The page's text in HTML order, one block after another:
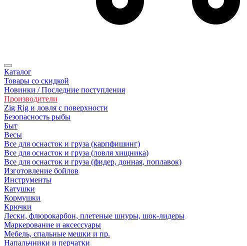
Каталог
Товары со скидкой
Новинки / Последние поступления
Производители
Zig Rig и ловля с поверхности
Безoпасность рыбы
Быт
Весы
Все для оснасток и груза (карпфишинг)
Все для оснасток и груза (ловля хищника)
Все для оснасток и груза (фидер, донная, поплавок)
Изготовление бойлов
Инструменты
Катушки
Кормушки
Крючки
Лески, флюрокарбон, плетеные шнуры, шок-лидеры
Маркерование и аксессуары
Мебель, спальные мешки и пр.
Напальчники и перчатки